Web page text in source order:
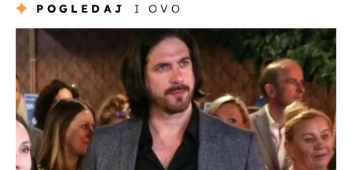
POGLEDAJ I OVO